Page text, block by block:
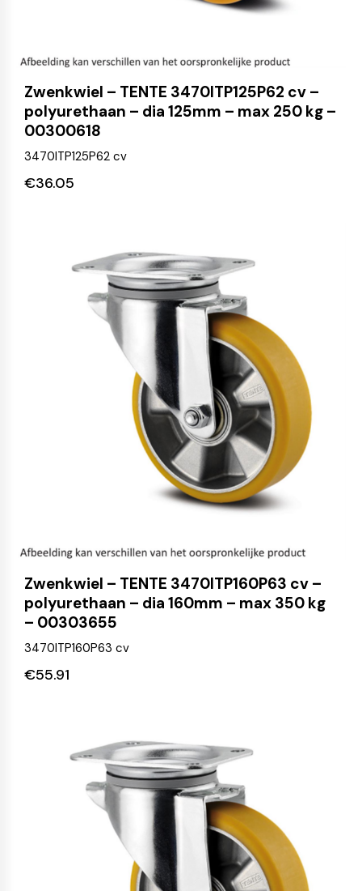
Zwenkwiel – TENTE 3470ITP125P62 cv –
polyurethaan – dia 125mm – max 250 kg –
00300618
3470ITP125P62 cv
€36.05
Zwenkwiel – TENTE 3470ITP160P63 cv –
polyurethaan – dia 160mm – max 350 kg
– 00303655
3470ITP160P63 cv
€55.91